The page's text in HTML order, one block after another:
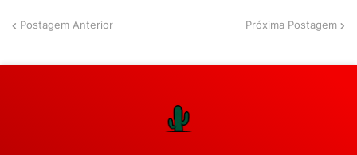
Postagem Anterior Próxima Postagem